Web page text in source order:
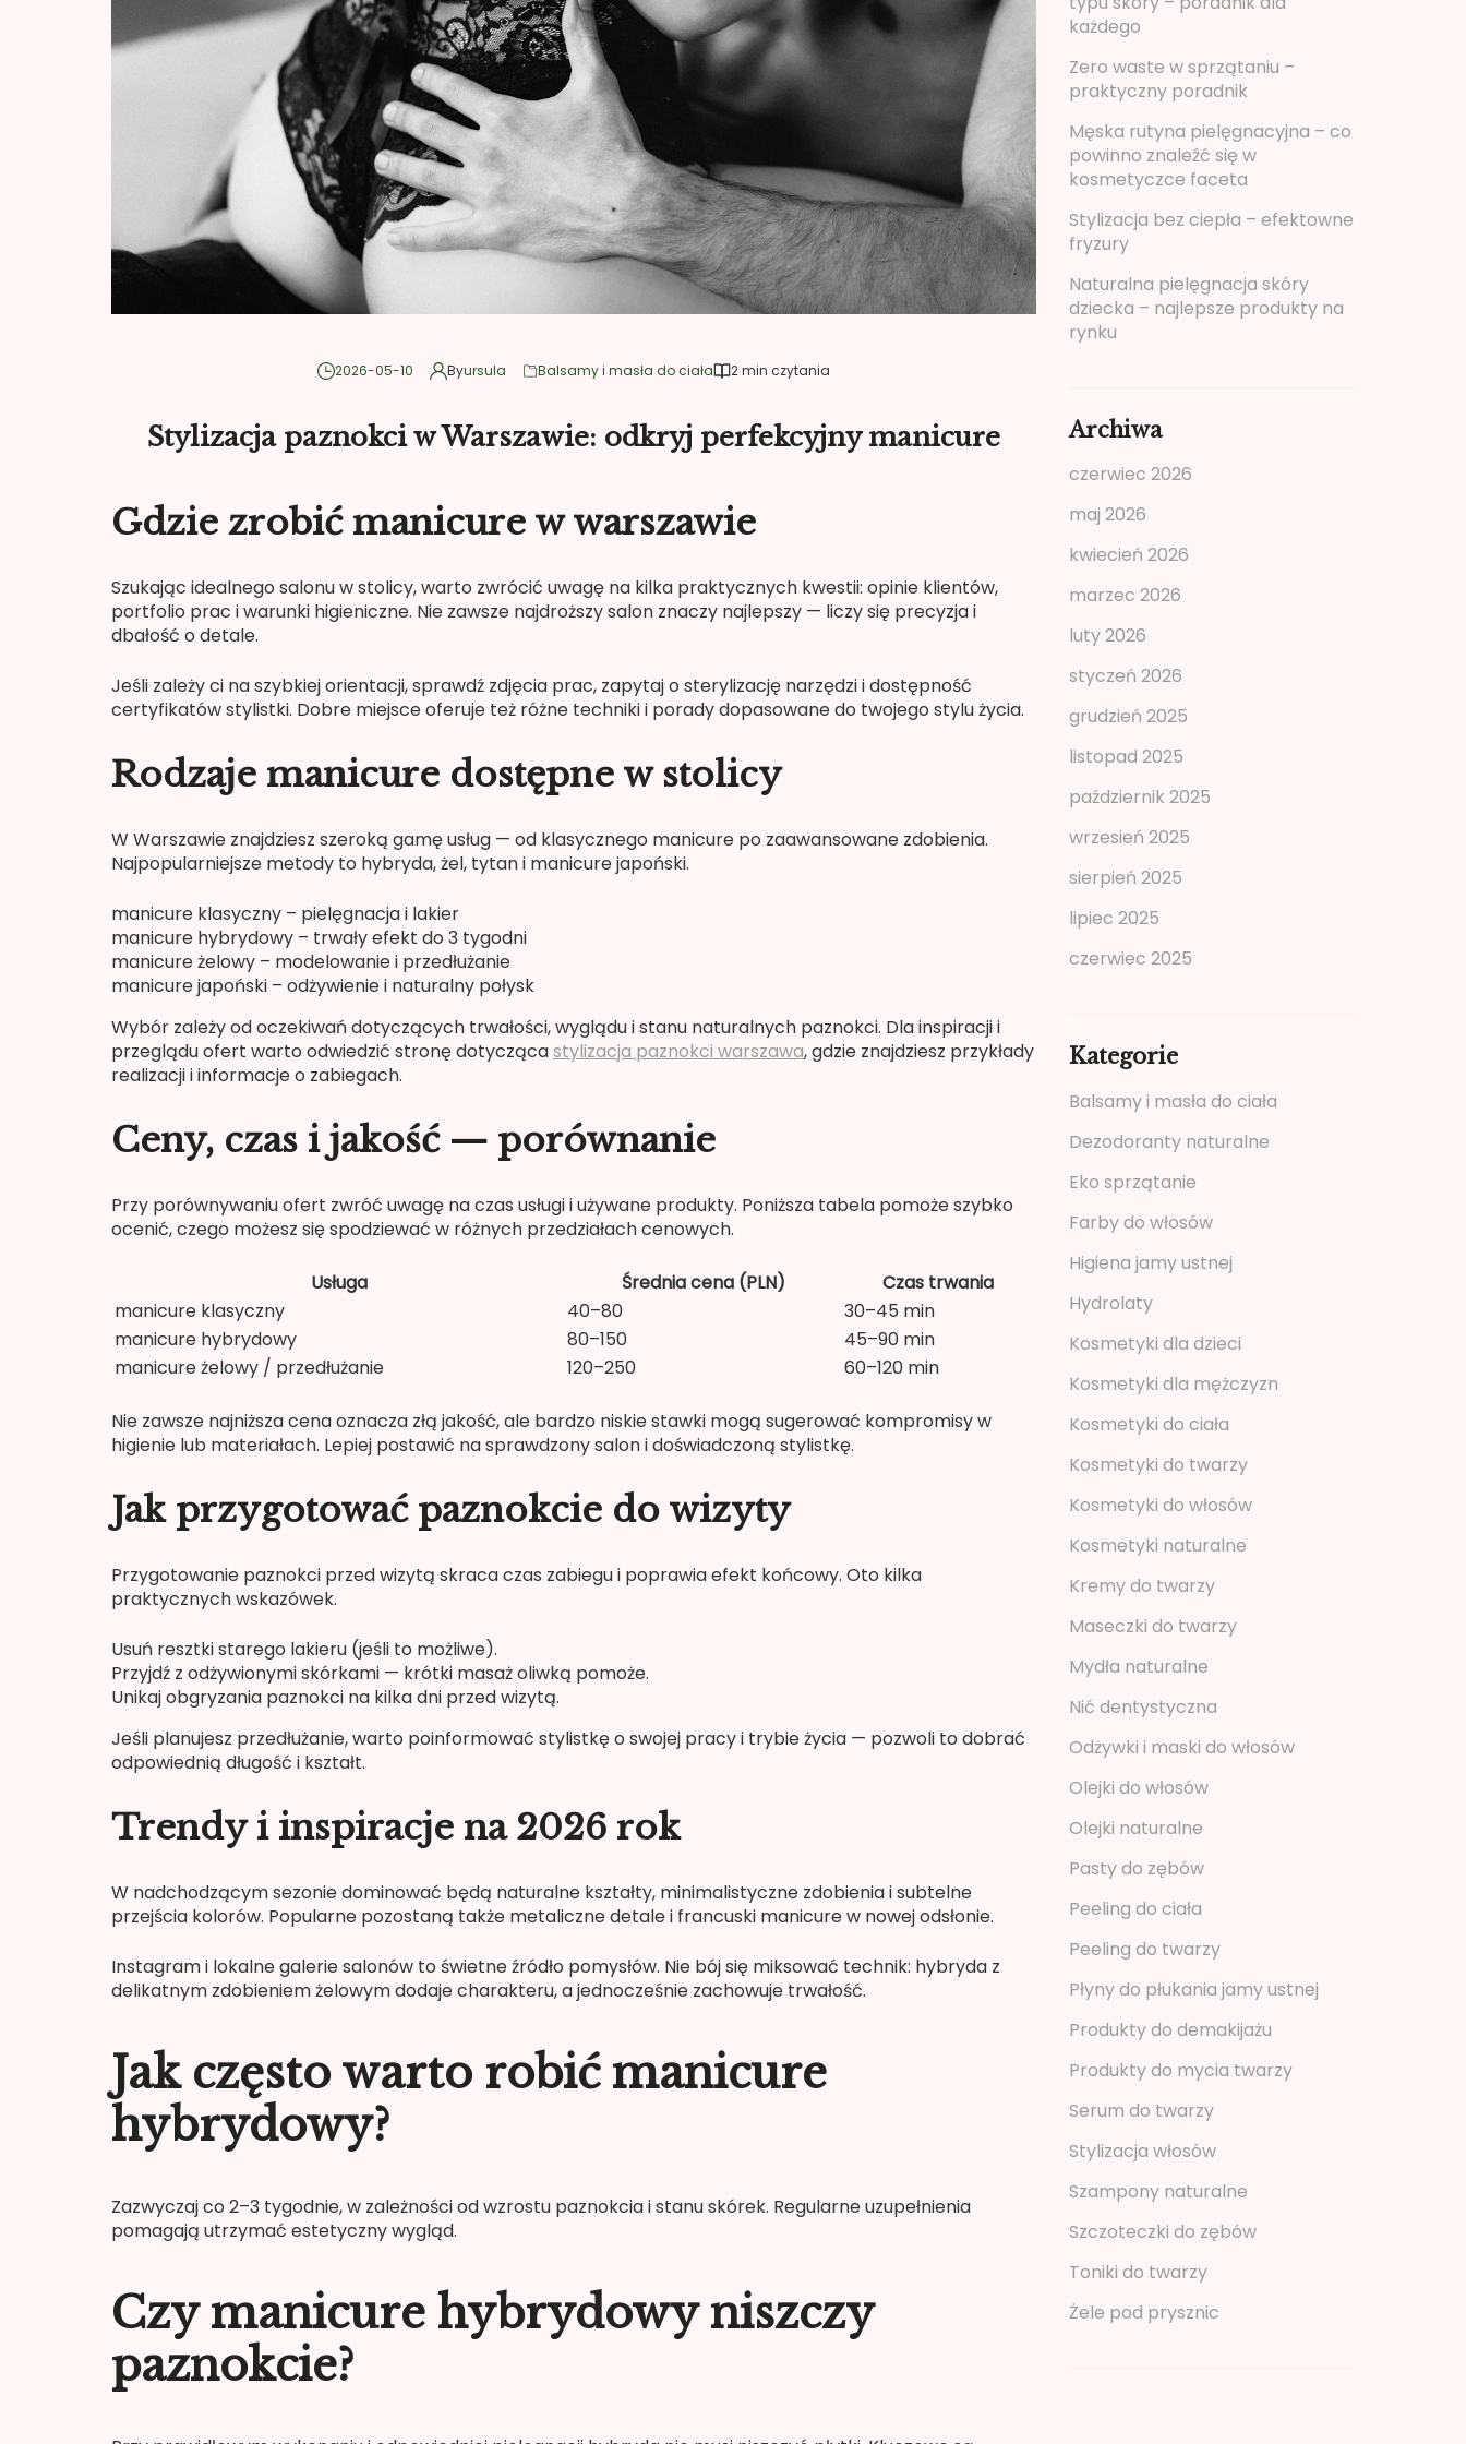
2026-05-10 Byursula Balsamy i masła do ciała 2 min czytania
Stylizacja paznokci w Warszawie: odkryj perfekcyjny manicure
Gdzie zrobić manicure w warszawie
Szukając idealnego salonu w stolicy, warto zwrócić uwagę na kilka praktycznych kwestii: opinie klientów,
portfolio prac i warunki higieniczne. Nie zawsze najdroższy salon znaczy najlepszy — liczy się precyzja i
dbałość o detale.
Jeśli zależy ci na szybkiej orientacji, sprawdź zdjęcia prac, zapytaj o sterylizację narzędzi i dostępność
certyfikatów stylistki. Dobre miejsce oferuje też różne techniki i porady dopasowane do twojego stylu życia.
Rodzaje manicure dostępne w stolicy
W Warszawie znajdziesz szeroką gamę usług — od klasycznego manicure po zaawansowane zdobienia.
Najpopularniejsze metody to hybryda, żel, tytan i manicure japoński.
manicure klasyczny – pielęgnacja i lakier
manicure hybrydowy – trwały efekt do 3 tygodni
manicure żelowy – modelowanie i przedłużanie
manicure japoński – odżywienie i naturalny połysk
Wybór zależy od oczekiwań dotyczących trwałości, wyglądu i stanu naturalnych paznokci. Dla inspiracji i
przeglądu ofert warto odwiedzić stronę dotyczącastylizacja paznokci warszawa, gdzie znajdziesz przykłady
realizacji i informacje o zabiegach.
Ceny, czas i jakość — porównanie
Przy porównywaniu ofert zwróć uwagę na czas usługi i używane produkty. Poniższa tabela pomoże szybko
ocenić, czego możesz się spodziewać w różnych przedziałach cenowych.
Usługa Średnia cena (PLN)
Czas trwania
manicure klasyczny
40–80
30–45 min
manicure hybrydowy
80–150
45–90 min
manicure żelowy / przedłużanie
120–250 60–120 min
Nie zawsze najniższa cena oznacza złą jakość, ale bardzo niskie stawki mogą sugerować kompromisy w
higienie lub materiałach. Lepiej postawić na sprawdzony salon i doświadczoną stylistkę.
Jak przygotować paznokcie do wizyty
Przygotowanie paznokci przed wizytą skraca czas zabiegu i poprawia efekt końcowy. Oto kilka
praktycznych wskazówek.
Usuń resztki starego lakieru (jeśli to możliwe).
Przyjdź z odżywionymi skórkami — krótki masaż oliwką pomoże.
Unikaj obgryzania paznokci na kilka dni przed wizytą.
Jeśli planujesz przedłużanie, warto poinformować stylistkę o swojej pracy i trybie życia — pozwoli to dobrać
odpowiednią długość i kształt.
Trendy i inspiracje na 2026 rok
W nadchodzącym sezonie dominować będą naturalne kształty, minimalistyczne zdobienia i subtelne
przejścia kolorów. Popularne pozostaną także metaliczne detale i francuski manicure w nowej odsłonie.
Instagram i lokalne galerie salonów to świetne źródło pomysłów. Nie bój się miksować technik: hybryda z
delikatnym zdobieniem żelowym dodaje charakteru, a jednocześnie zachowuje trwałość.
Jak często warto robić manicure
hybrydowy?
Zazwyczaj co 2–3 tygodnie, w zależności od wzrostu paznokcia i stanu skórek. Regularne uzupełnienia
pomagają utrzymać estetyczny wygląd.
Czy manicure hybrydowy niszczy
paznokcie?
każdego
Zero waste w sprzątaniu –
praktyczny poradnik
Męska rutyna pielęgnacyjna – co
powinno znaleźć się w
kosmetyczce faceta
Stylizacja bez ciepła – efektowne
fryzury
Naturalna pielęgnacja skóry
dziecka – najlepsze produkty na
rynku
Archiwa
czerwiec 2026
maj 2026
kwiecień 2026
marzec 2026
luty 2026
styczeń 2026
grudzień 2025
listopad 2025
październik 2025
wrzesień 2025
sierpień 2025
lipiec 2025
czerwiec 2025
Kategorie
Balsamy i masła do ciała
Dezodoranty naturalne
Eko sprzątanie
Farby do włosów
Higiena jamy ustnej
Hydrolaty
Kosmetyki dla dzieci
Kosmetyki dla mężczyzn
Kosmetyki do ciała
Kosmetyki do twarzy
Kosmetyki do włosów
Kosmetyki naturalne
Kremy do twarzy
Maseczki do twarzy
Mydła naturalne
Nić dentystyczna
Odżywki i maski do włosów
Olejki do włosów
Olejki naturalne
Pasty do zębów
Peeling do ciała
Peeling do twarzy
Płyny do płukania jamy ustnej
Produkty do demakijażu
Produkty do mycia twarzy
Serum do twarzy
Stylizacja włosów
Szampony naturalne
Szczoteczki do zębów
Toniki do twarzy
Żele pod prysznic